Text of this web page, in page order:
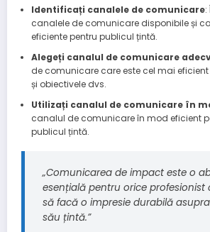
Identificați canalele de comunicare:
canalele de comunicare disponibile și
eficiente pentru publicul țintă.
Alegeți canalul de comunicare
de comunicare care este cel mai
și obiectivele dvs.
Utilizați canalul de comunicare în
canalul de comunicare în mod eficient
publicul țintă.
„Comunicarea de impact este o
esențială pentru orice profesionist
să facă o impresie durabilă
său țintă.”